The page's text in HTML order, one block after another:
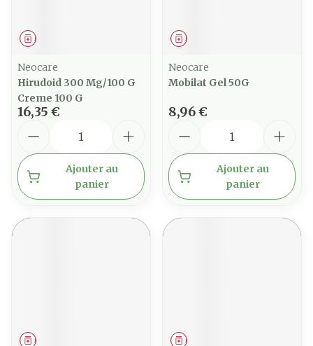
Médicament
Neocare
Hirudoid 300 Mg/100 G
Creme 100 G
16,35 €
Ajouter au
panier
Médicament
Neocare
Mobilat Gel 50G
8,96 €
Ajouter au
panier
Médicament Médicament